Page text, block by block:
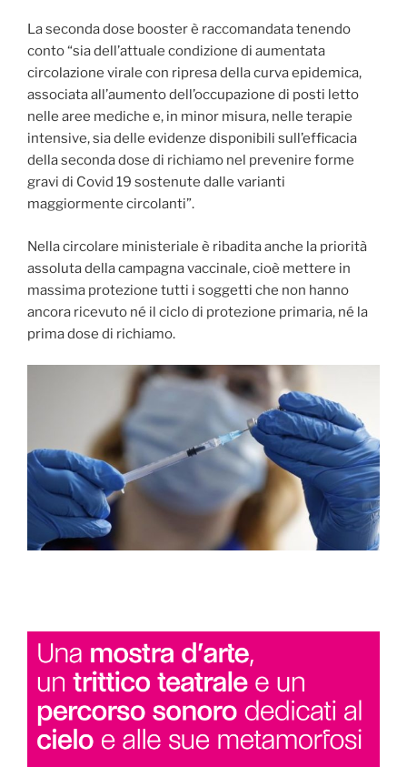
La seconda dose booster è raccomandata tenendo
conto “sia dell’attuale condizione di aumentata
circolazione virale con ripresa della curva epidemica,
associata all’aumento dell’occupazione di posti letto
nelle aree mediche e, in minor misura, nelle terapie
intensive, sia delle evidenze disponibili sull’efficacia
della seconda dose di richiamo nel prevenire forme
gravi di Covid 19 sostenute dalle varianti
maggiormente circolanti”.
Nella circolare ministeriale è ribadita anche la priorità
assoluta della campagna vaccinale, cioè mettere in
massima protezione tutti i soggetti che non hanno
ancora ricevuto né il ciclo di protezione primaria, né la
prima dose di richiamo.